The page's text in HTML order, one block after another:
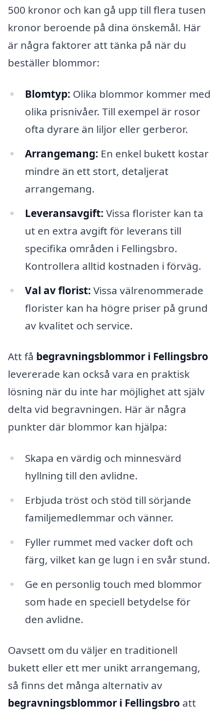
500 kronor och kan gå upp till flera tusen
kronor beroende på dina önskemål. Här
är några faktorer att tänka på när du
beställer blommor:
Blomtyp: Olika blommor kommer med
olika prisnivåer. Till exempel är rosor
ofta dyrare än liljor eller gerberor.
Arrangemang: En enkel bukett kostar
mindre än ett stort, detaljerat
arrangemang.
Leveransavgift: Vissa florister kan ta
ut en extra avgift för leverans till
specifika områden i Fellingsbro.
Kontrollera alltid kostnaden i förväg.
Val av florist: Vissa välrenommerade
florister kan ha högre priser på grund
av kvalitet och service.
Att få begravningsblommor i Fellingsbro
levererade kan också vara en praktisk
lösning när du inte har möjlighet att själv
delta vid begravningen. Här är några
punkter där blommor kan hjälpa:
Skapa en värdig och minnesvärd
hyllning till den avlidne.
Erbjuda tröst och stöd till sörjande
familjemedlemmar och vänner.
Fyller rummet med vacker doft och
färg, vilket kan ge lugn i en svår stund.
Ge en personlig touch med blommor
som hade en speciell betydelse för
den avlidne.
Oavsett om du väljer en traditionell
bukett eller ett mer unikt arrangemang,
så finns det många alternativ av
begravningsblommor i Fellingsbro att